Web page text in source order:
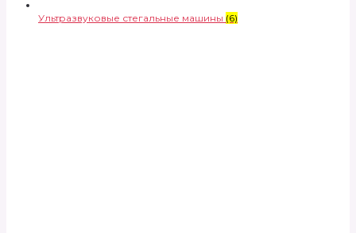
Ультразвуковые стегальные машины (6)